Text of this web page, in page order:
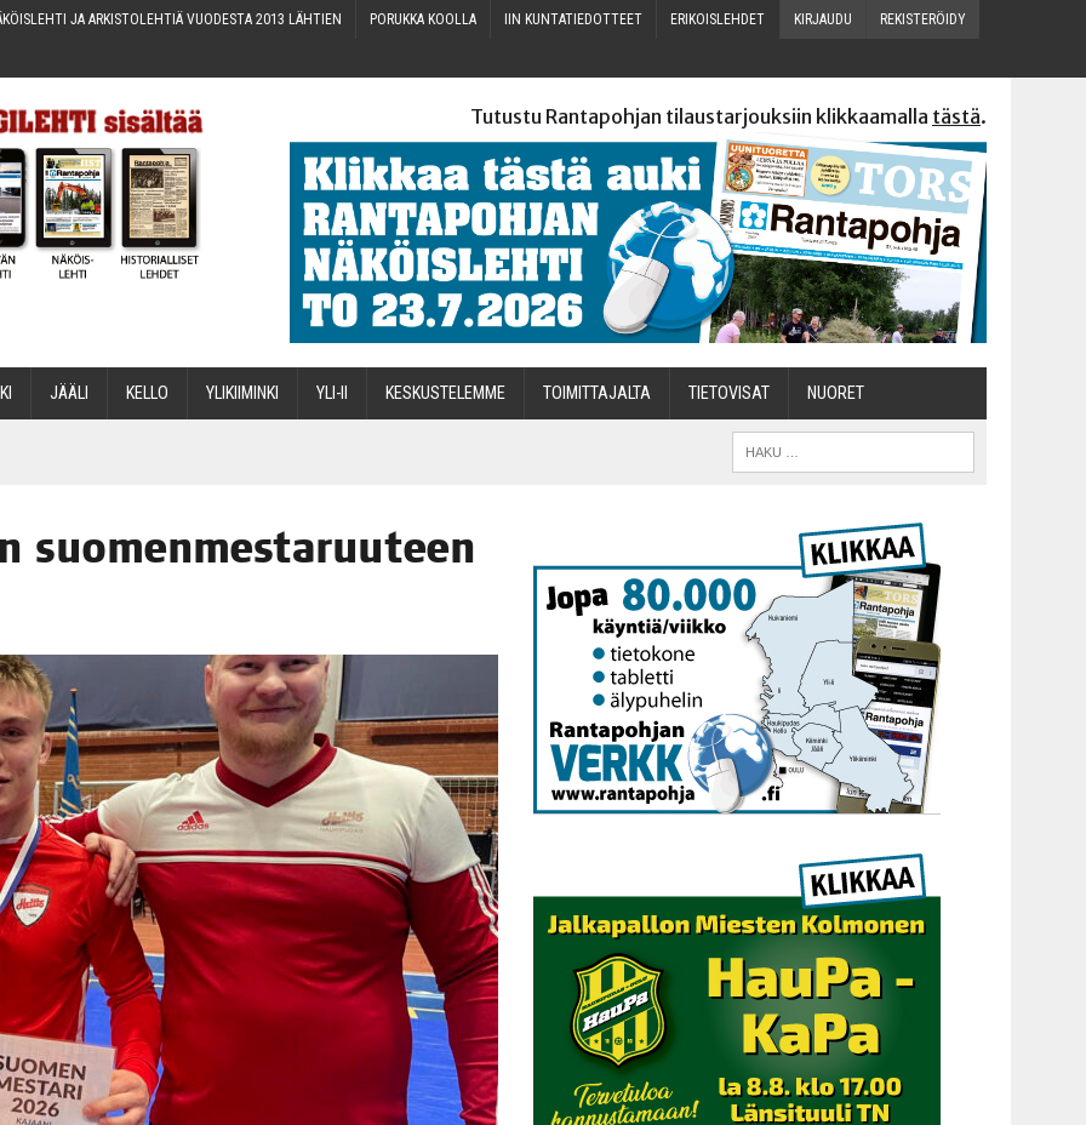
JA ARKIS­TO­LEH­TIÄ VUO­DES­TA 2013 LÄHTIEN PORUK­KA KOOLLA IIN KUN­TA­TIE­DOT­TEET ERI­KOIS­LEH­DET KIR­JAU­DU REKIS­TE­RÖI­DY
Tutustu Rantapohjan tilaustarjouksiin klikkaamalla tästä.
JÄÄ­LI KEL­LO YLI­KII­MIN­KI YLI-II KES­KUS­TE­LEM­ME TOI­MIT­TA­JAL­TA TIETOVISAT NUO­RET
suomenmestaruuteen